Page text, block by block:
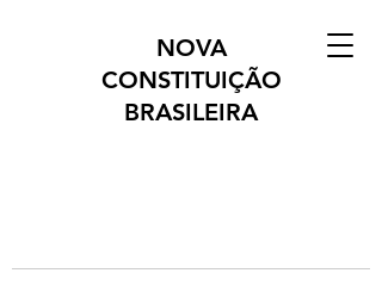
NOVA
CONSTITUIÇÃO
BRASILEIRA